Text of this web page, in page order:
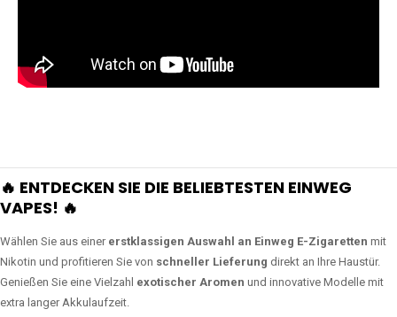
🔥 ENTDECKEN SIE DIE BELIEBTESTEN EINWEG
VAPES! 🔥
Wählen Sie aus einer erstklassigen Auswahl an Einweg E-Zigaretten mit
Nikotin und profitieren Sie von schneller Lieferung direkt an Ihre Haustür.
Genießen Sie eine Vielzahl exotischer Aromen und innovative Modelle mit
extra langer Akkulaufzeit.